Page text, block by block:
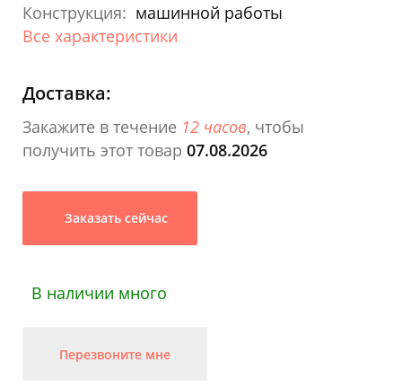
Конструкция: машинной работы
Все характеристики
Доставка:
Закажите в течение 12 часов, чтобы
получить этот товар 07.08.2026
Заказать сейчас
В наличии много
Перезвоните мне